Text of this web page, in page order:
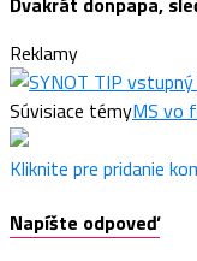
Reklamy
Súvisiace témyMS vo
Kliknite pre pridanie
Napíšte odpoveď